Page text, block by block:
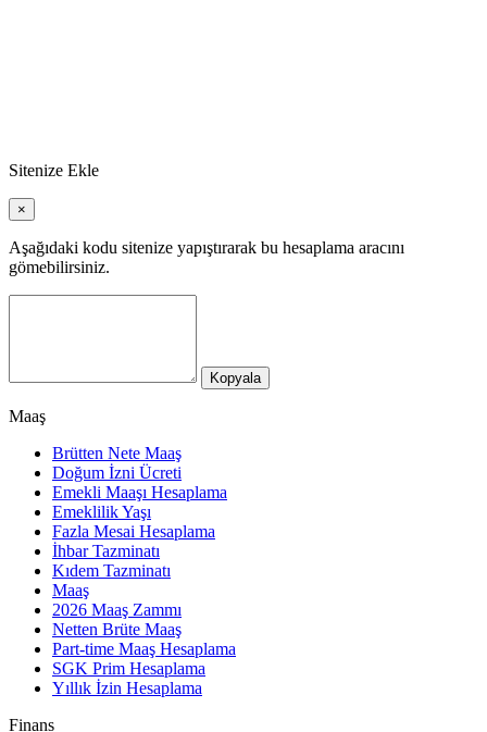
Sitenize Ekle
×
Aşağıdaki kodu sitenize yapıştırarak bu hesaplama aracını
gömebilirsiniz.
Kopyala
Maaş
Brütten Nete Maaş
Doğum İzni Ücreti
Emekli Maaşı Hesaplama
Emeklilik Yaşı
Fazla Mesai Hesaplama
İhbar Tazminatı
Kıdem Tazminatı
Maaş
2026 Maaş Zammı
Netten Brüte Maaş
Part-time Maaş Hesaplama
SGK Prim Hesaplama
Yıllık İzin Hesaplama
Finans